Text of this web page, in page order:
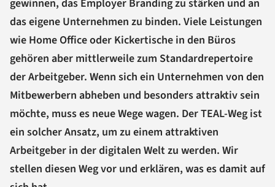
gewinnen, das Employer Branding zu stärken und an
das eigene Unternehmen zu binden. Viele Leistungen
wie Home Office oder Kickertische in den Büros
gehören aber mittlerweile zum Standardrepertoire
der Arbeitgeber. Wenn sich ein Unternehmen von den
Mitbewerbern abheben und besonders attraktiv sein
möchte, muss es neue Wege wagen. Der TEAL-Weg ist
ein solcher Ansatz, um zu einem attraktiven
Arbeitgeber in der digitalen Welt zu werden. Wir
stellen diesen Weg vor und erklären, was es damit auf